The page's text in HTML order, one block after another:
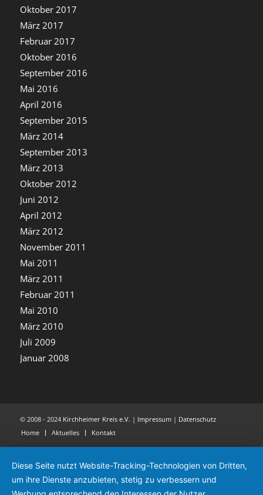
Oktober 2017
März 2017
Februar 2017
Oktober 2016
September 2016
Mai 2016
April 2016
September 2015
März 2014
September 2013
März 2013
Oktober 2012
Juni 2012
April 2012
März 2012
November 2011
Mai 2011
März 2011
Februar 2011
Mai 2010
März 2010
Juli 2009
Januar 2008
© 2008 - 2024 Kirchheimer Kreis e.V. | Impressum| Datenschutz
Home
Aktuelles Kontakt
Diese Seite nutzt Website-Tracking-Technologien von Dritten,
um ihre Dienste anzubieten, stetig zu verbessern und